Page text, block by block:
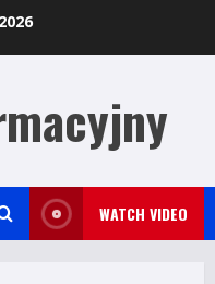
WATCH VIDEO